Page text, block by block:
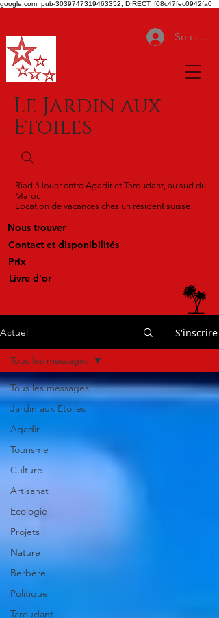
google.com, pub-3039747319463352, DIRECT, f08c47fec0942fa0
Se
Le Jardin aux
Etoiles
Riad à louer entre Agadir et Taroudant, au sud du
Maroc
Location de vacances chez un résident suisse
Nous trouver
Contact et disponibilités
Prix
Livre d'or
Actuel S'inscrire
Tous les messages
Jardin aux Etoiles
Agadir
Tourisme
Culture
Artisanat
Ecologie
Projets
Nature
Berbère
Politique
Taroudant
Tous les messages